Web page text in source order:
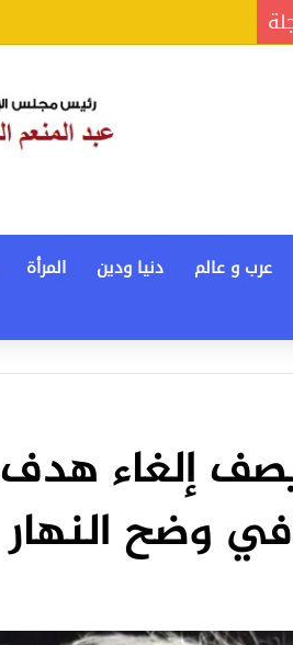
عرب و عالم دنيا ودين المرأة
إلغاء هدف
وضح النهار